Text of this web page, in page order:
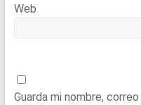
Web
Guarda mi nombre,